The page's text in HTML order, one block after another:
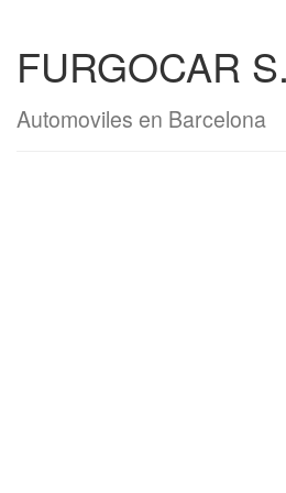
FURGOCAR
Automoviles en Barcelona